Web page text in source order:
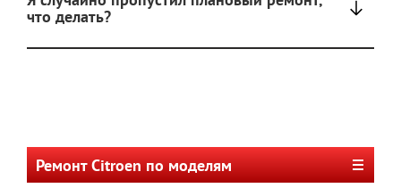
что делать?
Ремонт Citroen по моделям